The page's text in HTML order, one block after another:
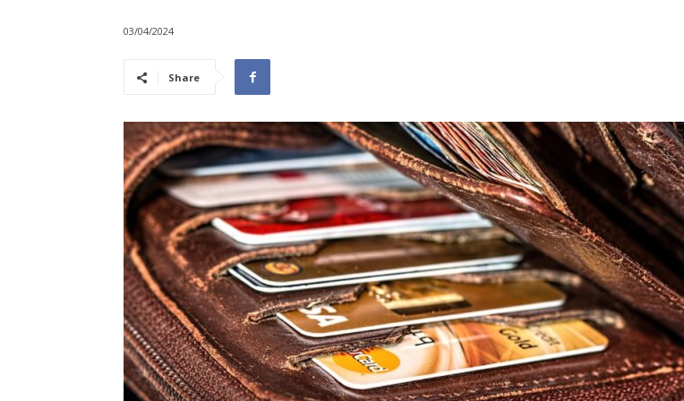
03/04/2024
Share